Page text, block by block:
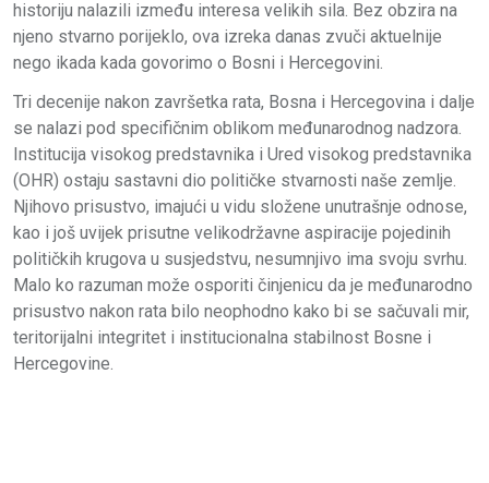
historiju nalazili između interesa velikih sila. Bez obzira na
njeno stvarno porijeklo, ova izreka danas zvuči aktuelnije
nego ikada kada govorimo o Bosni i Hercegovini.
Tri decenije nakon završetka rata, Bosna i Hercegovina i dalje
se nalazi pod specifičnim oblikom međunarodnog nadzora.
Institucija visokog predstavnika i Ured visokog predstavnika
(OHR) ostaju sastavni dio političke stvarnosti naše zemlje.
Njihovo prisustvo, imajući u vidu složene unutrašnje odnose,
kao i još uvijek prisutne velikodržavne aspiracije pojedinih
političkih krugova u susjedstvu, nesumnjivo ima svoju svrhu.
Malo ko razuman može osporiti činjenicu da je međunarodno
prisustvo nakon rata bilo neophodno kako bi se sačuvali mir,
teritorijalni integritet i institucionalna stabilnost Bosne i
Hercegovine.